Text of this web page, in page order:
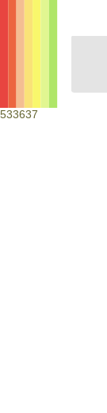
533637